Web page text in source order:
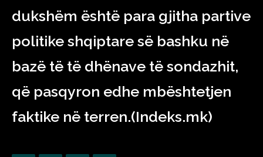
dukshëm është para gjitha partive
politike shqiptare së bashku në
bazë të të dhënave të sondazhit,
që pasqyron edhe mbështetjen
faktike në terren.(Indeks.mk)